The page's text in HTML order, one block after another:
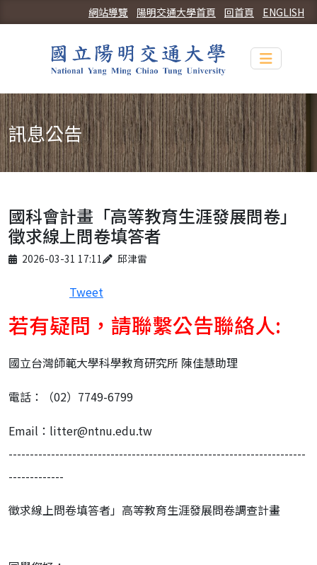
ENGLISH
回首頁
陽明交通大學首頁
網站導覽
Toggle
訊息公告
國科會計畫「高等教育生涯發展問卷」
徵求線上問卷填答者
Published on
2026-03-31 17:11
Author 邱津雷
Tweet
若有疑問，請聯繫公告聯絡人:
國立台灣師範大學科學教育研究所 陳佳慧助理
電話：（02）7749-6799
Email：litter@ntnu.edu.tw
----------------------------------------------------------------------
-------------
徵求線上問卷填答者」高等教育生涯發展問卷調查計畫